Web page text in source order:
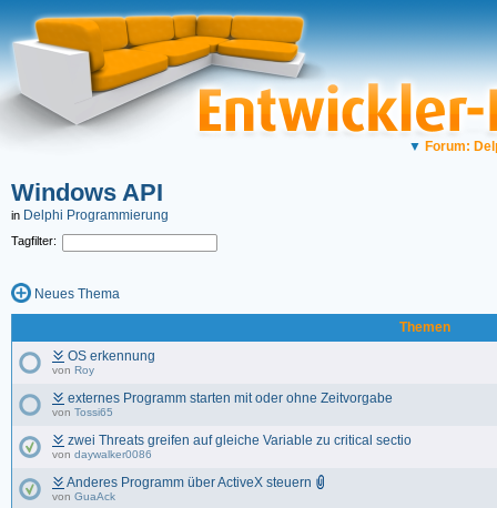
▼ Forum:
Windows API
in Delphi Programmierung
Tagfilter:
Neues Thema
Themen
OS erkennung
von Roy
externes Programm starten mit oder ohne Zeitvorgabe
von Tossi65
zwei Threats greifen auf gleiche Variable zu critical sectio
von daywalker0086
Anderes Programm über ActiveX steuern
von GuaAck